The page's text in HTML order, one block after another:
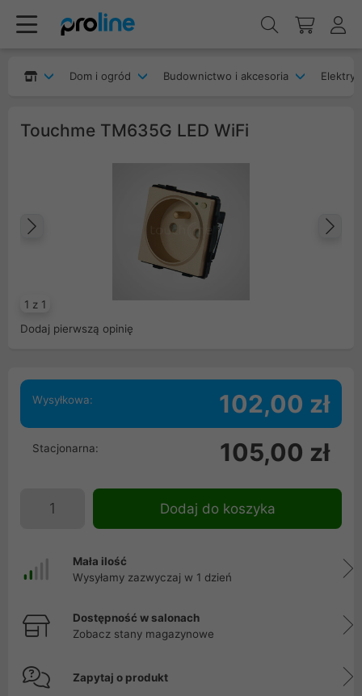
Dom i ogród Budownictwo i akcesoria
Touchme TM635G LED WiFi
1 z 1
Poprzedni
Dodaj pierwszą opinię
Wysyłkowa: 102,00 zł
Stacjonarna: 105,00 zł
Dodaj do koszyka
Mała ilość
Wysyłamy zazwyczaj w 1 dzień
Dostępność w salonach
Zobacz stany magazynowe
Zapytaj o produkt